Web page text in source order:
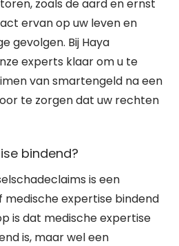
zoals de aard en ernst
ervan op uw leven en
gevolgen. Bij Haya
experts klaar om u te
van smartengeld na een
te zorgen dat uw rechten
bindend?
is een
expertise bindend
is dat medische expertise
is, maar wel een